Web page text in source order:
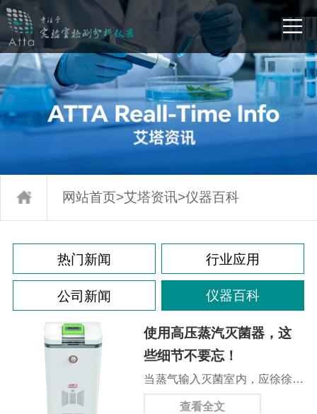
网站首页>艾塔资讯>仪器百科
热门新闻 行业应用
公司新闻 仪器百科
使用高压蒸汽灭菌器，这
些细节不要忘！
当蒸气输入灭菌室内，应徐徐开
放冷凝水泄出器前端之阀门，使
查看全文